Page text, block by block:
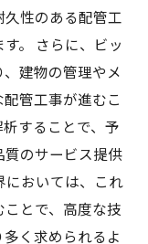
性のある配管工
。 さらに、ビッ
建物の管理やメ
管工事が進むこ
することで、予
のサービス提供
においては、これ
とで、高度な技
く求められるよ